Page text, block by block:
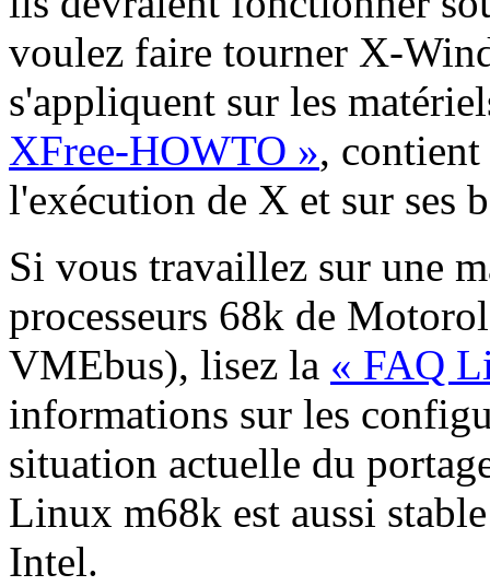
voulez faire tourner X-
s'appliquent sur les
XFree-HOWTO »,
l'exécution de X et sur ses
Si vous travaillez sur une
processeurs 68k de
VMEbus), lisez la « FAQ
informations sur les
situation actuelle du
Linux m68k est aussi
Intel.